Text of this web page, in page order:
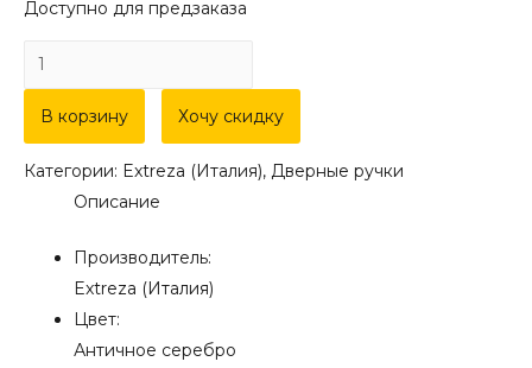
Доступно для предзаказа
Количество
товара
Дверная
ручка
Extreza
"BENITO"
розетке
В корзину Хочу скидку
Категории: Extreza (Италия), Дверные ручки
Описание
Производитель:
Extreza (Италия)
Цвет:
Античное серебро